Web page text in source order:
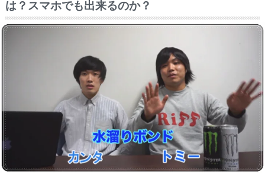
は？スマホでも出来るのか？